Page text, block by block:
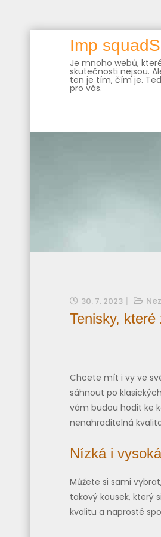
Imp squadS
Je mnoho webů,
skutečnosti nejsou.
ten je tím, čím je.
pro vás.
30. 7. 2023
Tenisky,
Chcete mít i vy ve
sáhnout po
vám budou hodit ke
nenahraditelná
Nízká i
Můžete si sami
takový kousek, který
kvalitu a naprosté